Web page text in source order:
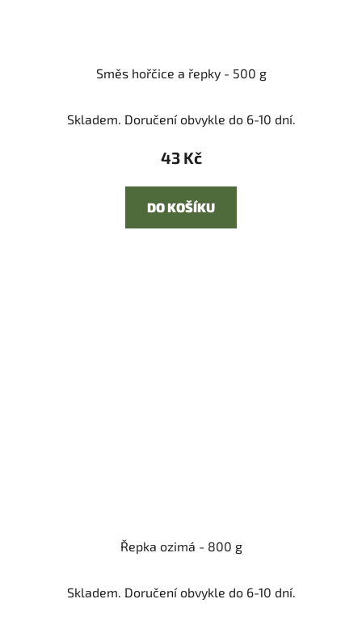
Směs hořčice a řepky - 500 g
Skladem. Doručení obvykle do 6-10 dní.
43 Kč
DO KOŠÍKU
Řepka ozimá - 800 g
Skladem. Doručení obvykle do 6-10 dní.